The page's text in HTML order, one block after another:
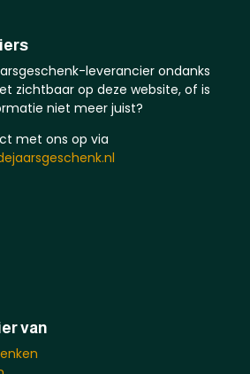
leverancier ondanks
zichtbaar op deze website, of is
niet meer juist?
met ons op via
van